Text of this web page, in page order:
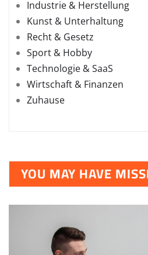
Industrie & Herstellung
Kunst & Unterhaltung
Recht & Gesetz
Sport & Hobby
Technologie & SaaS
Wirtschaft & Finanzen
Zuhause
YOU MAY HAVE